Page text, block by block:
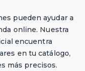
pueden ayudar a
online. Nuestra
encuentra
en tu catálogo,
más precisos.